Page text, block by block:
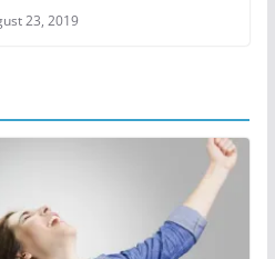
23, 2019